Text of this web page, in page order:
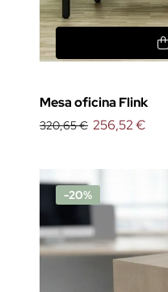
Mesa oficina Flink
320,65 € 256,52 €
-20%